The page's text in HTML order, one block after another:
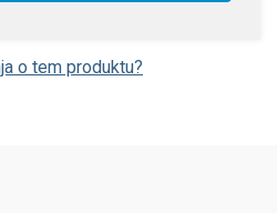
o tem produktu?